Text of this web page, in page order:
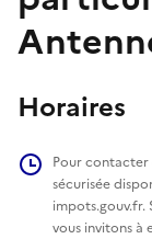
Horaires
Pour contacter
sécurisée
impots.gouv.fr.
vous invitons à